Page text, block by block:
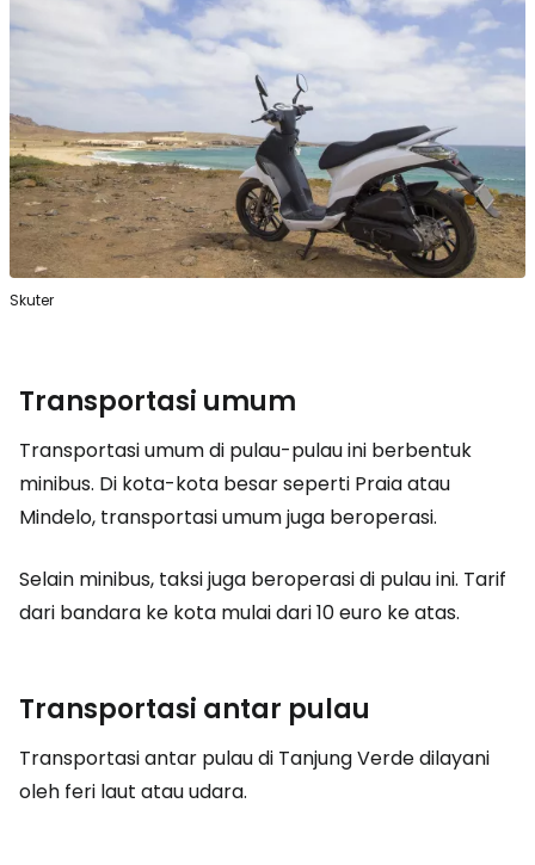
Skuter
Transportasi umum
Transportasi umum di pulau-pulau ini berbentuk
minibus. Di kota-kota besar seperti Praia atau
Mindelo, transportasi umum juga beroperasi.
Selain minibus, taksi juga beroperasi di pulau ini. Tarif
dari bandara ke kota mulai dari 10 euro ke atas.
Transportasi antar pulau
Transportasi antar pulau di Tanjung Verde dilayani
oleh feri laut atau udara.